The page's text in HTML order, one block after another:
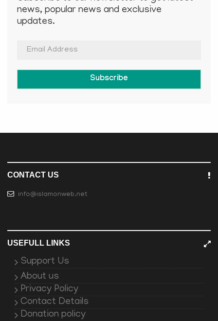
news, popular news and exclusive
updates.
Subscribe
CONTACT US
info@islamonweb.net
USEFULL LINKS
Support Us
About us
Privacy Policy
Contact Details
Donation policy